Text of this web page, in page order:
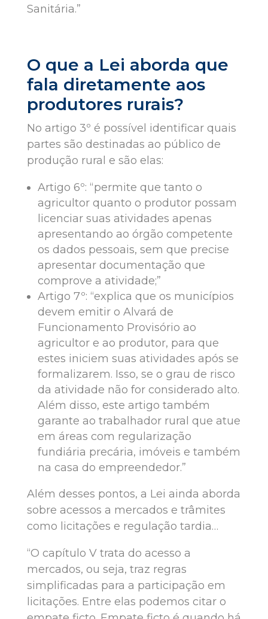
Sanitária.”
O que a Lei aborda que
fala diretamente aos
produtores rurais?
No artigo 3º é possível identificar quais
partes são destinadas ao público de
produção rural e são elas:
Artigo 6º: “permite que tanto o
agricultor quanto o produtor possam
licenciar suas atividades apenas
apresentando ao órgão competente
os dados pessoais, sem que precise
apresentar documentação que
comprove a atividade;”
Artigo 7º: “explica que os municípios
devem emitir o Alvará de
Funcionamento Provisório ao
agricultor e ao produtor, para que
estes iniciem suas atividades após se
formalizarem. Isso, se o grau de risco
da atividade não for considerado alto.
Além disso, este artigo também
garante ao trabalhador rural que atue
em áreas com regularização
fundiária precária, imóveis e também
na casa do empreendedor.”
Além desses pontos, a Lei ainda aborda
sobre acessos a mercados e trâmites
como licitações e regulação tardia…
“O capítulo V trata do acesso a
mercados, ou seja, traz regras
simplificadas para a participação em
licitações. Entre elas podemos citar o